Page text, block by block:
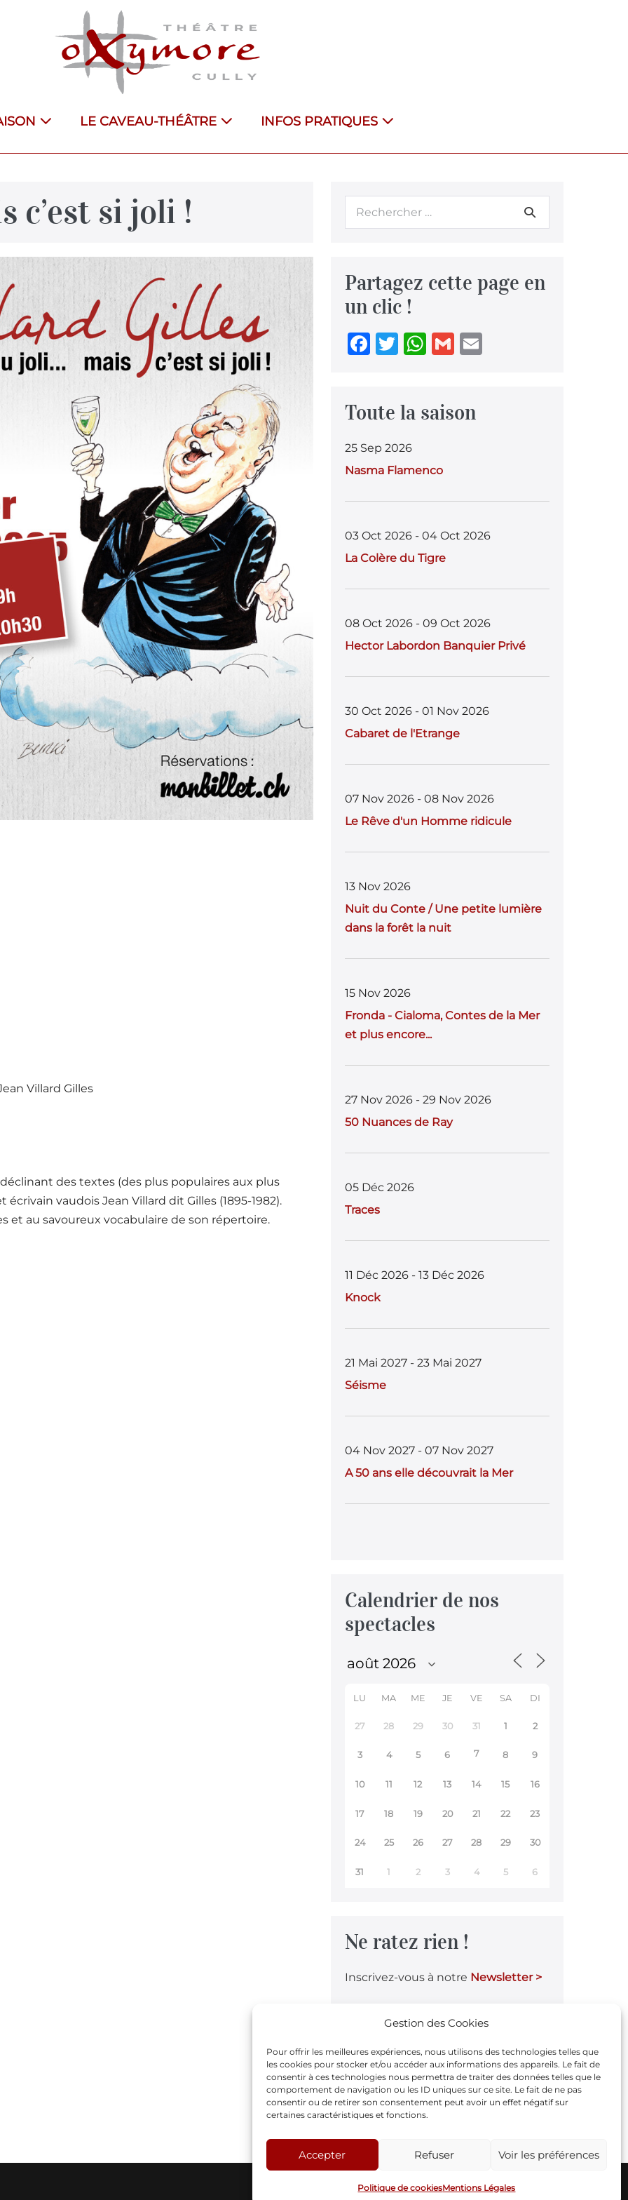
Gestion des Cookies
Pour offrir les meilleures expériences, nous utilisons des technologies telles que
les cookies pour stocker et/ou accéder aux informations des appareils. Le fait de
consentir à ces technologies nous permettra de traiter des données telles que le
comportement de navigation ou les ID uniques sur ce site. Le fait de ne pas
consentir ou de retirer son consentement peut avoir un effet négatif sur
certaines caractéristiques et fonctions.
Accepter Refuser Voir les préférences
Politique de cookiesMentions Légales
LE CAVEAU-THÉÂTRE INFOS PRATIQUES
c’est si joli !
Villard Gilles
des textes (des plus populaires aux plus
vaudois Jean Villard dit Gilles (1895-1982).
et au savoureux vocabulaire de son répertoire.
Partagez cette page en
un clic !
F
e
o
o
k
T
te
W
s
p
G
l
Toute la saison
25 Sep 2026
Nasma Flamenco
03 Oct 2026 - 04 Oct 2026
La Colère du Tigre
08 Oct 2026 - 09 Oct 2026
Hector Labordon Banquier Privé
30 Oct 2026 - 01 Nov 2026
Cabaret de l'Etrange
07 Nov 2026 - 08 Nov 2026
Le Rêve d'un Homme ridicule
13 Nov 2026
Nuit du Conte / Une petite lumière
dans la forêt la nuit
15 Nov 2026
Fronda - Cialoma, Contes de la Mer
et plus encore...
27 Nov 2026 - 29 Nov 2026
50 Nuances de Ray
05 Déc 2026
Traces
11 Déc 2026 - 13 Déc 2026
Knock
21 Mai 2027 - 23 Mai 2027
Séisme
04 Nov 2027 - 07 Nov 2027
A 50 ans elle découvrait la Mer
Calendrier de nos
spectacles
LU MA ME JE VE SA DI
27 28 29 30 31 1 2
3 4 5 6 7 8 9
10 11 12 13 14 15 16
17 18 19 20 21 22 23
24 25 26 27 28 29 30
31 1 2 3 4 5 6
Ne ratez rien !
Inscrivez-vous à notre Newsletter >
Notre page Facebook
F
a
c
b
© 2005-2026 - Théâtre Oxymore |Mentions Légales